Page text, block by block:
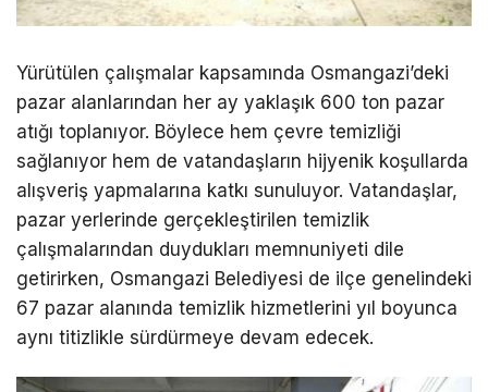
Yürütülen çalışmalar kapsamında Osmangazi’deki
pazar alanlarından her ay yaklaşık 600 ton pazar
atığı toplanıyor. Böylece hem çevre temizliği
sağlanıyor hem de vatandaşların hijyenik koşullarda
alışveriş yapmalarına katkı sunuluyor. Vatandaşlar,
pazar yerlerinde gerçekleştirilen temizlik
çalışmalarından duydukları memnuniyeti dile
getirirken, Osmangazi Belediyesi de ilçe genelindeki
67 pazar alanında temizlik hizmetlerini yıl boyunca
aynı titizlikle sürdürmeye devam edecek.